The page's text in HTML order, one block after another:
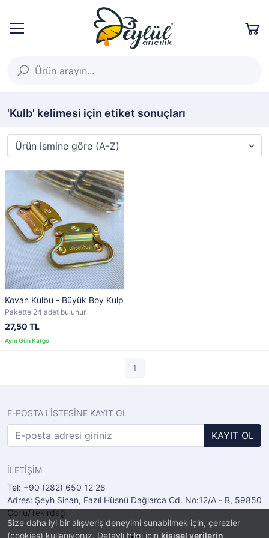
Size daha iyi bir alışveriş deneyimi sunabilmek için, çerezler
(cookies) kullanıyoruz. Detaylı bilgi için kişisel verilerin
'Kulb' kelimesi için etiket sonuçları
Kovan Kulbu - Büyük Boy Kulp
Pakette 24 adet bulunur.
27,50 TL
1
E-POSTA LİSTESİNE KAYIT OL
KAYIT OL
İLETİŞİM
Tel: +90 (282) 650 12 28
Adres: Şeyh Sinan, Fazıl Hüsnü Dağlarca Cd. No:12/A - B, 59850
Çorlu/Tekirdağ